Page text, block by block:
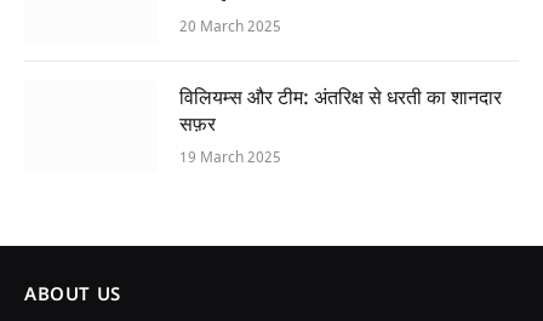
20 March 2025
विलियम्स और टीम: अंतरिक्ष से धरती का शानदार
सफ़र
19 March 2025
ABOUT US